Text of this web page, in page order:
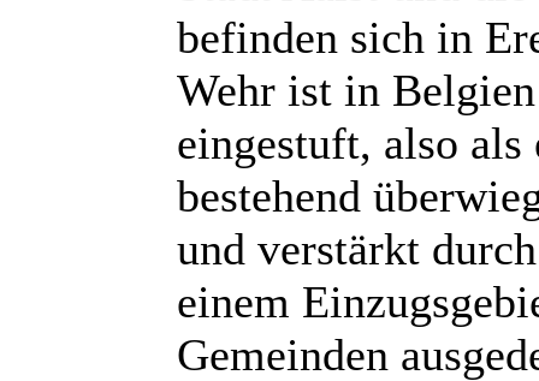
befinden sich in
Wehr ist in
eingestuft, also als
bestehend
und verstärkt
einem
Gemeinden